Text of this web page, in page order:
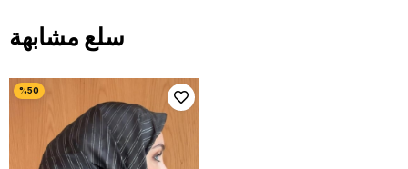
سلع مشابهة